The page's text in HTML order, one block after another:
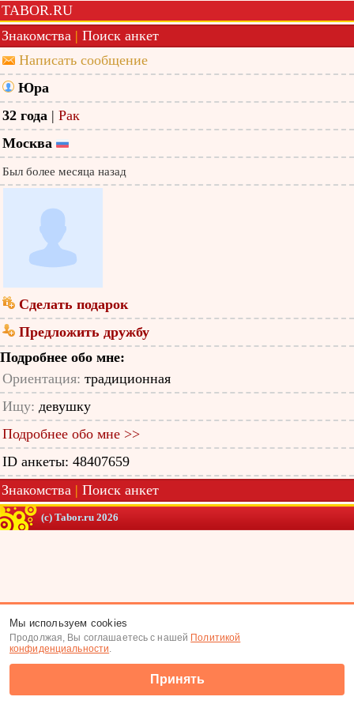
TABOR.RU
Знакомства | Поиск анкет
Написать сообщение
Юра
32 года | Рак
Москва
Был более месяца назад
Сделать подарок
Предложить дружбу
Подробнее обо мне:
Ориентация: традиционная
Ищу: девушку
Подробнее обо мне >>
ID анкеты: 48407659
Знакомства | Поиск анкет
(c) Tabor.ru 2026
Мы используем cookies
Продолжая, Вы соглашаетесь с нашей Политикой
конфиденциальности.
Принять